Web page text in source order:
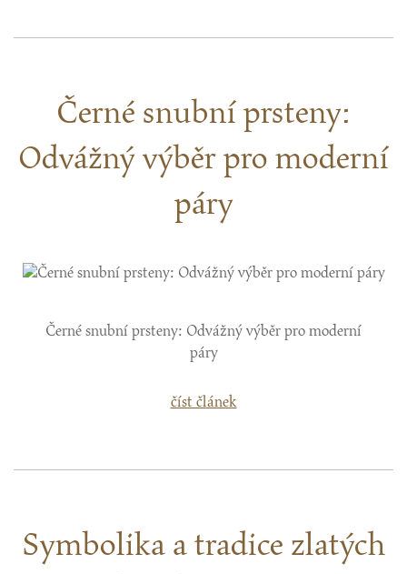
Černé snubní prsteny:
Odvážný výběr pro moderní
páry
Černé snubní prsteny: Odvážný výběr pro moderní
páry
číst článek
Symbolika a tradice zlatých